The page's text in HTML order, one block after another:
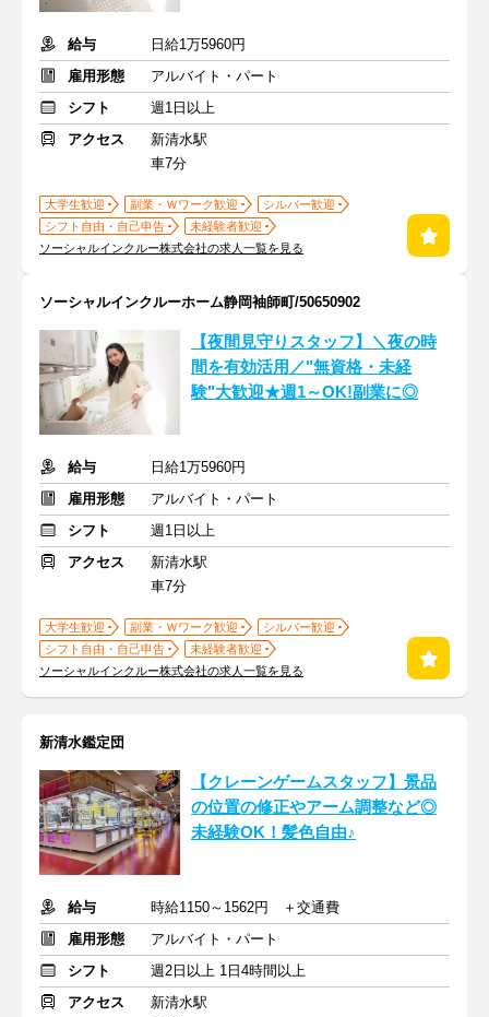
給与
日給1万5960円
雇用形態
アルバイト・パート
シフト
週1日以上
アクセス
新清水駅
車7分
大学生歓迎 副業・Ｗワーク歓迎
シルバー歓迎
シフト自由・自己申告
未経験者歓迎
ソーシャルインクルー株式会社の求人一覧を見る
ソーシャルインクルーホーム静岡袖師町/50650902
【夜間見守りスタッフ】＼夜の時
間を有効活用／"無資格・未経
験"大歓迎★週1～OK!副業に◎
給与
日給1万5960円
雇用形態
アルバイト・パート
シフト
週1日以上
アクセス
新清水駅
車7分
大学生歓迎 副業・Ｗワーク歓迎
シルバー歓迎
シフト自由・自己申告
未経験者歓迎
ソーシャルインクルー株式会社の求人一覧を見る
新清水鑑定団
【クレーンゲームスタッフ】景品
の位置の修正やアーム調整など◎
未経験OK！髪色自由♪
給与
時給1150～1562円 ＋交通費
雇用形態
アルバイト・パート
シフト
週2日以上 1日4時間以上
アクセス
新清水駅